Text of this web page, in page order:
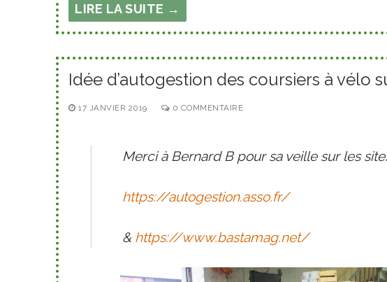
LIRE LA SUITE →
Idée d’autogestion des coursiers à vélo
17 JANVIER 2019 0 COMMENTAIRE
Merci à Bernard B pour sa veille sur les
https://autogestion.asso.fr/
& https://www.bastamag.net/